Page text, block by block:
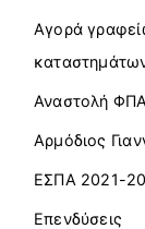
Αγορά
Αναστολή ΦΠΑ
Αρμόδιος
ΕΣΠΑ 2021-
Επενδύσεις